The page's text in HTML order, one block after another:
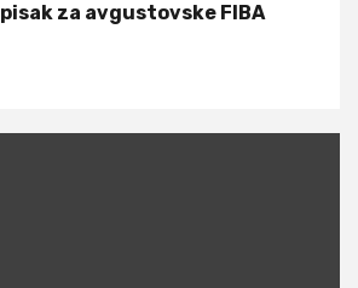
za avgustovske FIBA